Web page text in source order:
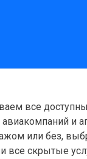
все
и
или без,
все скрытые